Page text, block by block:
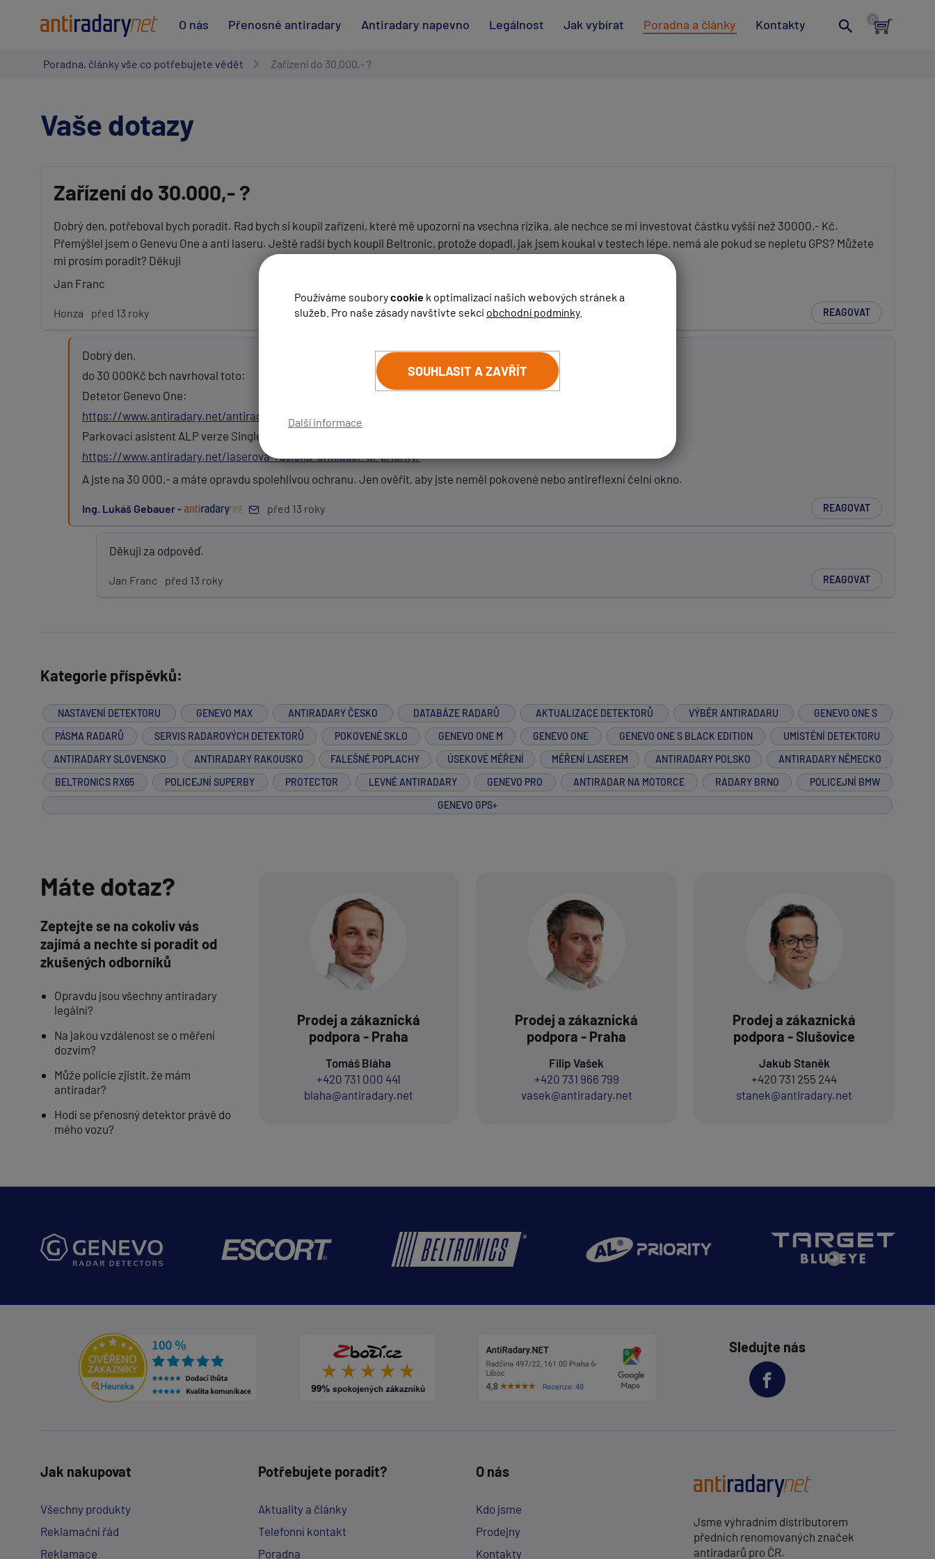
Používáme souborycookie k optimalizaci našich webových stránek a
služeb. Pro naše zásady navštivte sekci obchodní podmínky.
SOUHLASIT A ZAVŘÍT
Další informace
O nás Přenosné antiradary Antiradary napevno Legálnost Jak vybírat Poradna a články Kontakty
Poradna, články vše co potřebujete vědět Zařízení do 30.000,- ?
Vaše dotazy
Vaše jméno:
Váš e-mail:
Zpráva:
PŘIDAT PŘÍSPĚVEK
Zařízení do 30.000,- ?
Dobrý den, potřeboval bych poradit. Rad bych si koupil zařízení, které mě upozorní na vsechna rizika, ale nechce se mi investovat částku vyšší než 30000,- Kč.
Přemýšlel jsem o Genevu One a anti laseru. Ještě radši bych koupil Beltronic, protože dopadl, jak jsem koukal v testech lépe, nemá ale pokud se nepletu GPS? Můžete
mi prosím poradit? Děkuji
Jan Franc
Honza před 13 roky REAGOVAT
Dobrý den,
do 30 000Kč bch navrhoval toto:
Detetor Genevo One:
https://www.antiradary.net/antiradar-genevo-one/
Parkovací asistent ALP verze Single + montáž:
https://www.antiradary.net/laserova-rusicka-antilaser-al-priority/
A jste na 30 000,- a máte opravdu spolehlivou ochranu. Jen ověřit, aby jste neměl pokovené nebo antireflexní čelní okno.
Ing. Lukáš Gebauer - před 13 roky REAGOVAT
Děkuji za odpověď.
Jan Franc před 13 roky REAGOVAT
Kategorie příspěvků:
NASTAVENÍ DETEKTORU GENEVO MAX ANTIRADARY ČESKO DATABÁZE RADARŮ AKTUALIZACE DETEKTORŮ VÝBĚR ANTIRADARU
GENEVO ONE S
PÁSMA RADARŮ
SERVIS RADAROVÝCH DETEKTORŮ POKOVENÉ SKLO GENEVO ONE M GENEVO ONE GENEVO ONE S BLACK EDITION
UMÍSTĚNÍ DETEKTORU
ANTIRADARY SLOVENSKO
ANTIRADARY RAKOUSKO FALEŠNÉ POPLACHY ÚSEKOVÉ MĚŘENÍ MĚŘENÍ LASEREM ANTIRADARY POLSKO
ANTIRADARY NĚMECKO
BELTRONICS RX65
POLICEJNÍ SUPERBY PROTECTOR LEVNÉ ANTIRADARY GENEVO PRO ANTIRADAR NA MOTORCE RADARY BRNO
POLICEJNÍ BMW
GENEVO GPS+
Máte dotaz?
Zeptejte se na cokoliv vás
zajímá a nechte si poradit od
zkušených odborníků
Opravdu jsou všechny antiradary
legální?
Na jakou vzdálenost se o měření
dozvím?
Může policie zjistit, že mám
antiradar?
Hodí se přenosný detektor právě do
mého vozu?
Prodej a zákaznická
podpora - Praha
Tomáš Bláha
+420 731 000 441
blaha@antiradary.net
Prodej a zákaznická
podpora - Praha
Filip Vašek
+420 731 966 799
vasek@antiradary.net
Prodej a zákaznická
podpora - Slušovice
Jakub Staněk
+420 731 255 244
stanek@antiradary.net
Sledujte nás
Jak nakupovat
Všechny produkty
Reklamační řád
Reklamace
Potřebujete poradit?
Aktuality a články
Telefonní kontakt
Poradna
O nás
Kdo jsme
Prodejny
Kontakty
Jsme výhradním distributorem
předních renomovaných značek
antiradarů pro ČR.